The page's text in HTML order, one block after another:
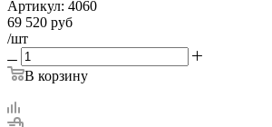
Артикул: 4060
69 520 руб
/шт
В корзину